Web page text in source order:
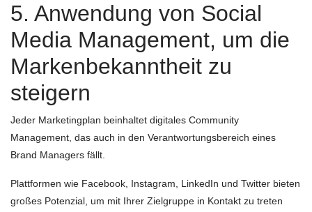
5. Anwendung von Social
Media Management, um die
Markenbekanntheit zu
steigern
Jeder Marketingplan beinhaltet digitales Community
Management, das auch in den Verantwortungsbereich eines
Brand Managers fällt.
Plattformen wie Facebook, Instagram, LinkedIn und Twitter bieten
großes Potenzial, um mit Ihrer Zielgruppe in Kontakt zu treten